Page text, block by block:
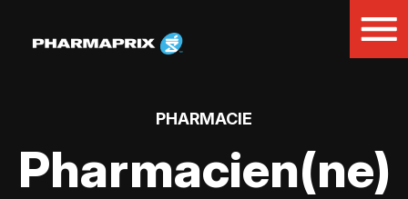
PHARMACIE
Pharmacien(ne)